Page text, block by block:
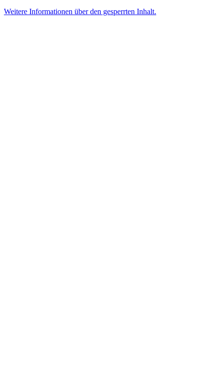
Weitere Informationen über den gesperrten Inhalt.